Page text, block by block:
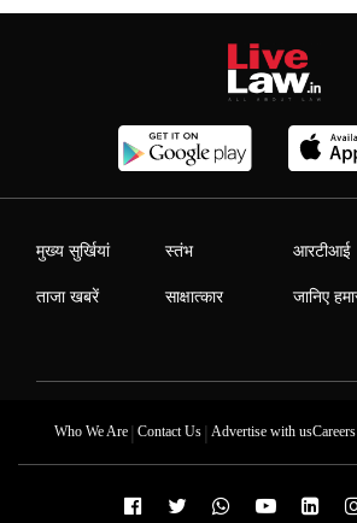
मुख्य सुर्खियां
ताजा खबरें
स्तंभ
साक्षात्कार
आरटीआई
जानिए
Who We Are| Contact Us| Advertise with usCareers